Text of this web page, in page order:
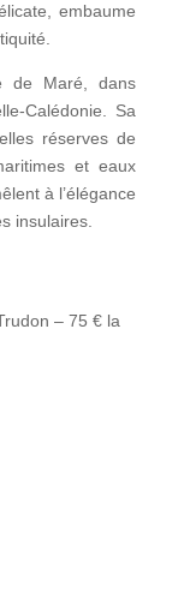
embaume
de Maré, dans
Calédonie. Sa
réserves de
et eaux
à l’élégance
insulaires.
– 75 € la